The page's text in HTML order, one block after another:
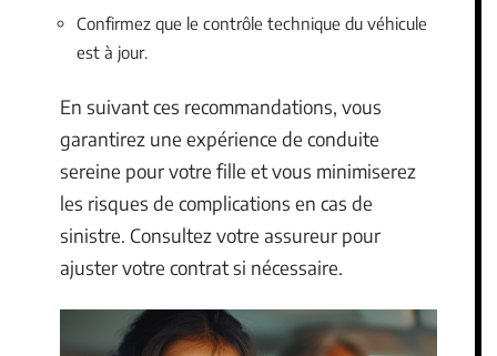
Confirmez que le contrôle technique du véhicule
est à jour.
En suivant ces recommandations, vous
garantirez une expérience de conduite
sereine pour votre fille et vous minimiserez
les risques de complications en cas de
sinistre. Consultez votre assureur pour
ajuster votre contrat si nécessaire.